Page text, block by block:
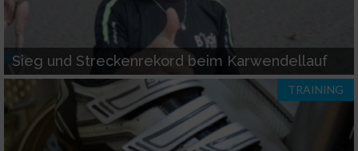
Sieg und Streckenrekord beim Karwendellauf
TRAINING